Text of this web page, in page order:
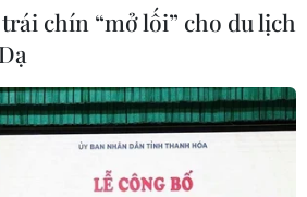
chín “mở lối” cho du lịch